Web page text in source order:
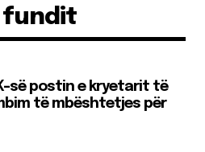
fundit
së postin e kryetarit të
të mbështetjes për